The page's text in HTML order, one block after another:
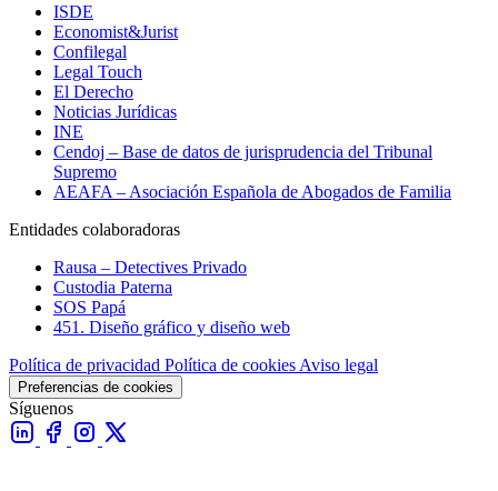
ISDE
Economist&Jurist
Confilegal
Legal Touch
El Derecho
Noticias Jurídicas
INE
Cendoj – Base de datos de jurisprudencia del Tribunal
Supremo
AEAFA – Asociación Española de Abogados de Familia
Entidades colaboradoras
Rausa – Detectives Privado
Custodia Paterna
SOS Papá
451. Diseño gráfico y diseño web
Política de privacidad Política de cookies Aviso legal
Preferencias de cookies
Síguenos